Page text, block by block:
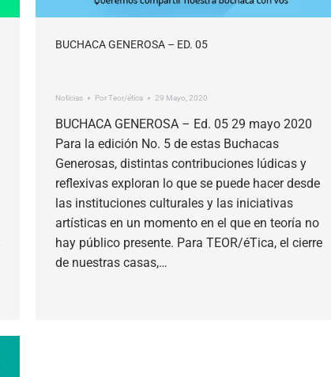
BUCHACA GENEROSA – ED. 05
Noticias PorTeor/ética 29 Mayo, 2020
BUCHACA GENEROSA – Ed. 05 29 mayo 2020
Para la edición No. 5 de estas Buchacas
Generosas, distintas contribuciones lúdicas y
reflexivas exploran lo que se puede hacer desde
las instituciones culturales y las iniciativas
artísticas en un momento en el que en teoría no
hay público presente. Para TEOR/éTica, el cierre
de nuestras casas,…